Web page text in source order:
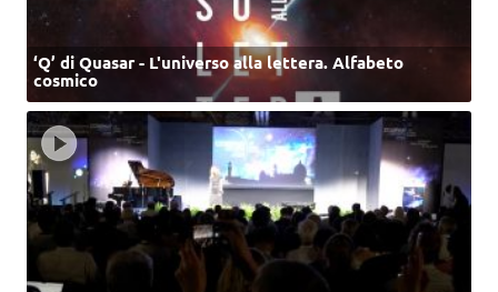
‘Q’ di Quasar - L'universo alla lettera. Alfabeto
cosmico